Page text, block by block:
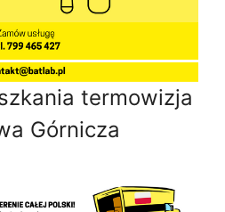
termowizja
Górnicza